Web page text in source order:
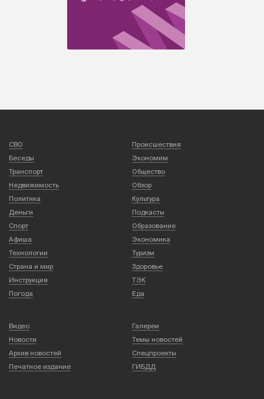
СВО
Происшествия
Беседы
Экономим
Транспорт
Общество
Недвижимость
Обзор
Политика
Культура
Деньги
Подкасты
Спорт
Образование
Афиша
Экономика
Технологии
Туризм
Страна и мир
Здоровье
Инструкция
ТЭК
Погода
Еда
Видео
Галереи
Новости
Темы новостей
Архив новостей
Спецпроекты
Печатное издание
ГИБДД